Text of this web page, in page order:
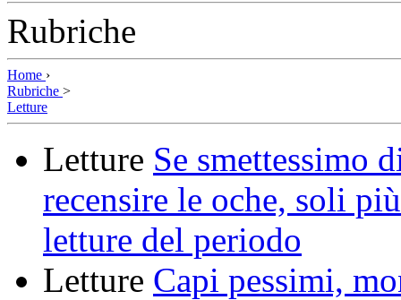
Rubriche
Home ›
Rubriche >
Letture
Letture Se smettessimo
recensire le oche, soli
letture del periodo
Letture Capi pessimi,